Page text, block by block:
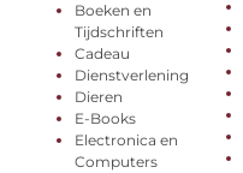
Boeken en
Tijdschriften
Cadeau
Dienstverlening
Dieren
E-Books
Electronica en
Computers